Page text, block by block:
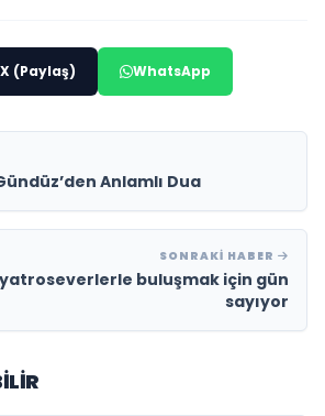
X (Paylaş) WhatsApp
Anlamlı Dua
SONRAKI HABER
buluşmak için gün
sayıyor